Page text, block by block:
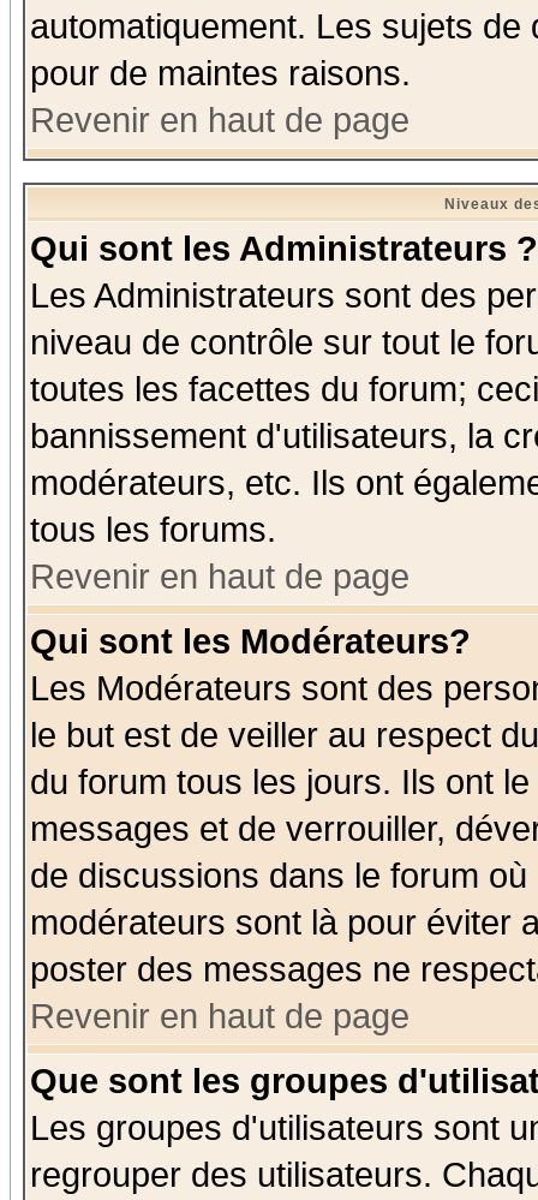
automatiquement. Les sujets
pour de maintes raisons.
Revenir en haut de page
Niveaux
Qui sont les Administrateurs ?
Les Administrateurs sont des
niveau de contrôle sur tout le
toutes les facettes du forum;
bannissement d'utilisateurs, la
modérateurs, etc. Ils ont
tous les forums.
Revenir en haut de page
Qui sont les Modérateurs?
Les Modérateurs sont des
le but est de veiller au respect
du forum tous les jours. Ils ont
messages et de verrouiller,
de discussions dans le forum
modérateurs sont là pour éviter
poster des messages ne
Revenir en haut de page
Que sont les groupes
Les groupes d'utilisateurs sont
regrouper des utilisateurs.